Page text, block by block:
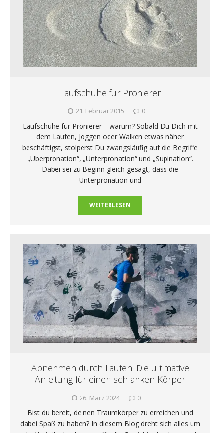
Laufschuhe für Pronierer
21. Februar 2015 0
Laufschuhe für Pronierer – warum? Sobald Du Dich mit
dem Laufen, Joggen oder Walken etwas näher
beschäftigst, stolperst Du zwangsläufig auf die Begriffe
„Überpronation“, „Unterpronation“ und „Supination“.
Dabei sei zu Beginn gleich gesagt, dass die
Unterpronation und
WEITERLESEN
Abnehmen durch Laufen: Die ultimative
Anleitung für einen schlanken Körper
26. März 2024 0
Bist du bereit, deinen Traumkörper zu erreichen und
dabei Spaß zu haben? In diesem Blog dreht sich alles um